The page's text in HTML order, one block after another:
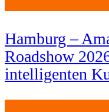
Hamburg –
Roadshow
intelligenten